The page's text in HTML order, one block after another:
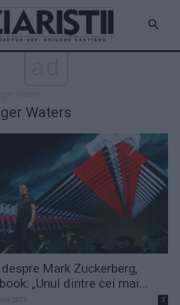
Waters
Mark Zuckerberg,
„Unul dintre cei mai...
2021 3